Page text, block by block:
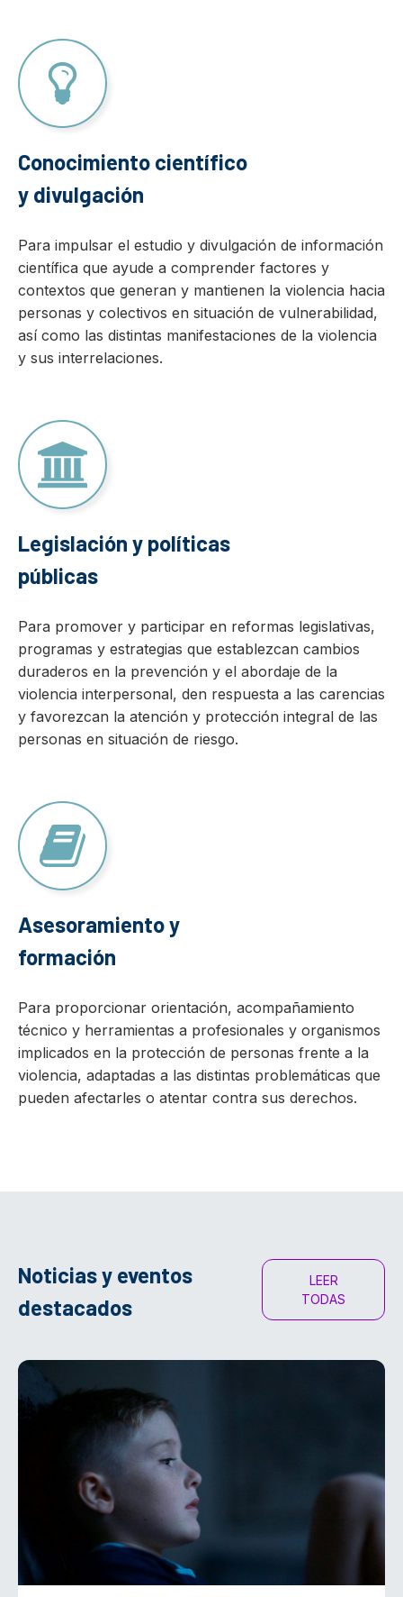
Conocimiento científico
y divulgación
Para impulsar el estudio y divulgación de información
científica que ayude a comprender factores y
contextos que generan y mantienen la violencia hacia
personas y colectivos en situación de vulnerabilidad,
así como las distintas manifestaciones de la violencia
y sus interrelaciones.
Legislación y políticas
públicas
Para promover y participar en reformas legislativas,
programas y estrategias que establezcan cambios
duraderos en la prevención y el abordaje de la
violencia interpersonal, den respuesta a las carencias
y favorezcan la atención y protección integral de las
personas en situación de riesgo.
Asesoramiento y
formación
Para proporcionar orientación, acompañamiento
técnico y herramientas a profesionales y organismos
implicados en la protección de personas frente a la
violencia, adaptadas a las distintas problemáticas que
pueden afectarles o atentar contra sus derechos.
Noticias y eventos
destacados
LEER
TODAS